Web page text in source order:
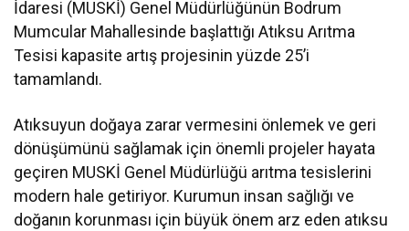
İdaresi (MUSKİ) Genel Müdürlüğünün Bodrum
Mumcular Mahallesinde başlattığı Atıksu Arıtma
Tesisi kapasite artış projesinin yüzde 25’i
tamamlandı.
Atıksuyun doğaya zarar vermesini önlemek ve geri
dönüşümünü sağlamak için önemli projeler hayata
geçiren MUSKİ Genel Müdürlüğü arıtma tesislerini
modern hale getiriyor. Kurumun insan sağlığı ve
doğanın korunması için büyük önem arz eden atıksu